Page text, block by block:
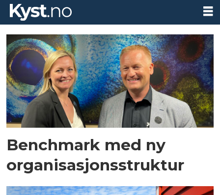
Tag:
benchmark
holding
Benchmark med ny
organisasjonsstruktur